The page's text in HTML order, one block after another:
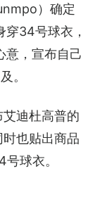
）确定
34号球衣，
意，宣布自己
。
迪杜高普的
也贴出商品
球衣。